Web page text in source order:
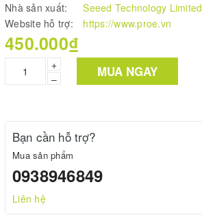
Nhà sản xuất:
Seeed Technology Limited
Website hỗ trợ:
https://www.proe.vn
450.000₫
+
–
MUA NGAY
Bạn cần hỗ trợ?
Mua sản phẩm
0938946849
Liên hệ